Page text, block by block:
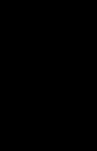
FacebookInstagram